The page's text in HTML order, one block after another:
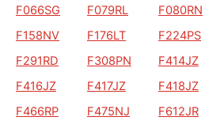
F066SG
F079RL F080RN
F158NV
F176LT F224PS
F291RD
F308PN F414JZ
F416JZ
F417JZ F418JZ
F466RP
F475NJ F612JR